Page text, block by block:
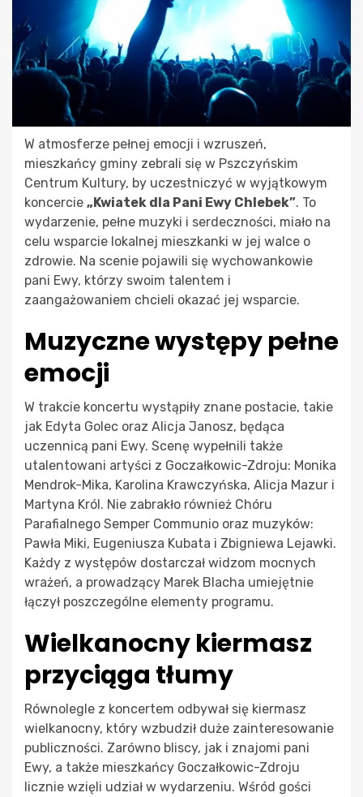
W atmosferze pełnej emocji i wzruszeń,
mieszkańcy gminy zebrali się w Pszczyńskim
Centrum Kultury, by uczestniczyć w wyjątkowym
koncercie „Kwiatek dla Pani Ewy Chlebek”. To
wydarzenie, pełne muzyki i serdeczności, miało na
celu wsparcie lokalnej mieszkanki w jej walce o
zdrowie. Na scenie pojawili się wychowankowie
pani Ewy, którzy swoim talentem i
zaangażowaniem chcieli okazać jej wsparcie.
Muzyczne występy pełne
emocji
W trakcie koncertu wystąpiły znane postacie, takie
jak Edyta Golec oraz Alicja Janosz, będąca
uczennicą pani Ewy. Scenę wypełnili także
utalentowani artyści z Goczałkowic-Zdroju: Monika
Mendrok-Mika, Karolina Krawczyńska, Alicja Mazur i
Martyna Król. Nie zabrakło również Chóru
Parafialnego Semper Communio oraz muzyków:
Pawła Miki, Eugeniusza Kubata i Zbigniewa Lejawki.
Każdy z występów dostarczał widzom mocnych
wrażeń, a prowadzący Marek Blacha umiejętnie
łączył poszczególne elementy programu.
Wielkanocny kiermasz
przyciąga tłumy
Równolegle z koncertem odbywał się kiermasz
wielkanocny, który wzbudził duże zainteresowanie
publiczności. Zarówno bliscy, jak i znajomi pani
Ewy, a także mieszkańcy Goczałkowic-Zdroju
licznie wzięli udział w wydarzeniu. Wśród gości